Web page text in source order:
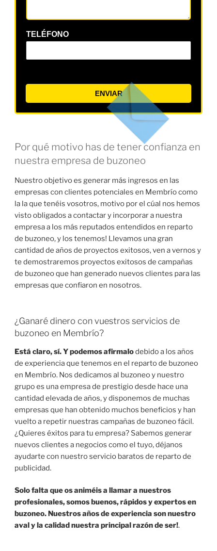
TELÉFONO
ENVIAR
Por qué motivo has de tener confianza en
nuestra empresa de buzoneo
Nuestro objetivo es generar más ingresos en las
empresas con clientes potenciales en Membrío como
la la que tenéis vosotros, motivo por el cúal nos hemos
visto obligados a contactar y incorporar a nuestra
empresa a los más reputados entendidos en reparto
de buzoneo, y los tenemos! Llevamos una gran
cantidad de años de proyectos exitosos, ven a vernos y
te demostraremos proyectos exitosos de campañas
de buzoneo que han generado nuevos clientes para las
empresas que confiaron en nosotros.
¿Ganaré dinero con vuestros servicios de
buzoneo en Membrío?
Está claro, sí. Y podemos afirmalodebido a los años
de experiencia que tenemos en el reparto de buzoneo
en Membrío. Nos dedicamos al buzoneo y nuestro
grupo es una empresa de prestigio desde hace una
cantidad elevada de años, y disponemos de muchas
empresas que han obtenido muchos beneficios y han
vuelto a repetir nuestras campañas de buzoneo fácil.
¿Quieres éxitos para tu empresa? Sabemos generar
nuevos clientes a negocios como el tuyo, déjanos
ayudarte con nuestro servicio baratos de reparto de
publicidad.
Solo falta que os animéis a llamar a nuestros
profesionales, somos buenos, rápidos y expertos en
buzoneo. Nuestros años de experiencia son nuestro
aval y la calidad nuestra principal razón de ser!.